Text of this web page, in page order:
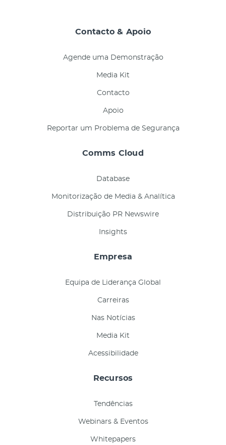
Contacto & Apoio
Agende uma Demonstração
Media Kit
Contacto
Apoio
Reportar um Problema de Segurança
Comms Cloud
Database
Monitorização de Media & Analítica
Distribuição PR Newswire
Insights
Empresa
Equipa de Liderança Global
Carreiras
Nas Notícias
Media Kit
Acessibilidade
Recursos
Tendências
Webinars & Eventos
Whitepapers